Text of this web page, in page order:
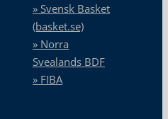
» Svensk Basket
(basket.se)
» Norra
Svealands BDF
» FIBA